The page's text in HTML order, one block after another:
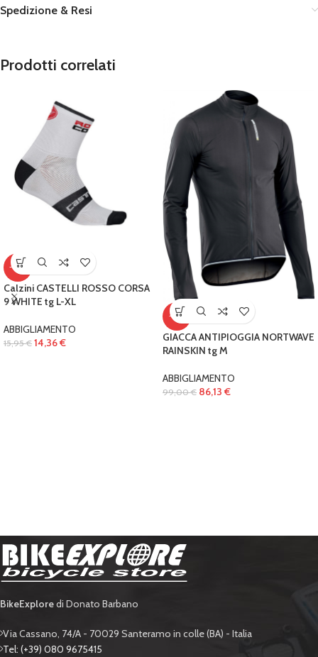
Spedizione & Resi
Prodotti correlati
-10%
Calzini CASTELLI ROSSO CORSA
9 WHITE tg L-XL
ABBIGLIAMENTO
15,95€ 14,36€
-13%
GIACCA ANTIPIOGGIA NORTWAVE
RAINSKIN tg M
ABBIGLIAMENTO
99,00€ 86,13 €
BikeExploredi Donato Barbano
Via Cassano, 74/A - 70029 Santeramo in colle (BA) - Italia
Tel: (+39) 080 9675415